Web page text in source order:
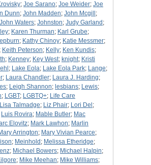
; Joe Sarano; Joe Weider; Joe
Dunn; John Madden; John Mcgill ;
John Waters; Johnston; Judy Garland ;
; Karen Thurman; Karl Grube;
; Kathy Chinoy; Katie Messmer;
; Keith Peterson; Kelly; Ken Kundis;
; Kenney; Key West; knight; Kristi
; Lake Eola; Lake Eola Park; Lange;
; Laura Chandler; Laura J. Harding;
; Leigh Shannon; lesbians; Lewis;
; LGBT; LGBTQ+; Life Care
Lisa Talmadge; Liz Phair; Lori Del ;
Luis Rovira; Mable Butler; Mac
Elovitz; Mark Lawhon; Marlin
Arrington; Mary Vivian Pearce;
; Meinhold ; Melissa Etheridge;
; Michael Bowers; Michael Halpin;
; Mike Meehan; Mike Williams;